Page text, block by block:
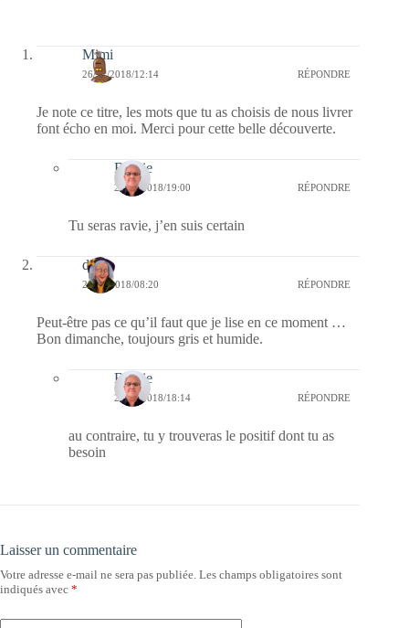
Mimi
26/11/2018/12:14 RÉPONDRE
Je note ce titre, les mots que tu as choisis de nous livrer
font écho en moi. Merci pour cette belle découverte.
Bernie
27/11/2018/19:00 RÉPONDRE
Tu seras ravie, j’en suis certain
dom
25/11/2018/08:20 RÉPONDRE
Peut-être pas ce qu’il faut que je lise en ce moment …
Bon dimanche, toujours gris et humide.
Bernie
25/11/2018/18:14 RÉPONDRE
au contraire, tu y trouveras le positif dont tu as
besoin
Laisser un commentaire
Votre adresse e-mail ne sera pas publiée. Les champs obligatoires sont
indiqués avec *